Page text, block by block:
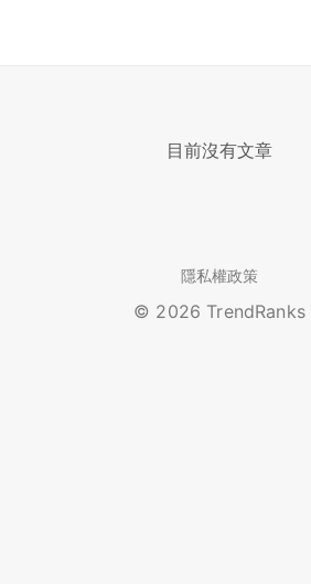
目前沒有文章
隱私權政策
© 2026 TrendRanks